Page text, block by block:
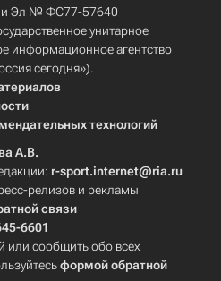
Эл № ФС77-57640
унитарное
информационное агентство
сегодня»).
технологий
А.В.
r-sport.internet@ria.ru
релизов и рекламы
связи
6601
или сообщить обо всех
формой обратной